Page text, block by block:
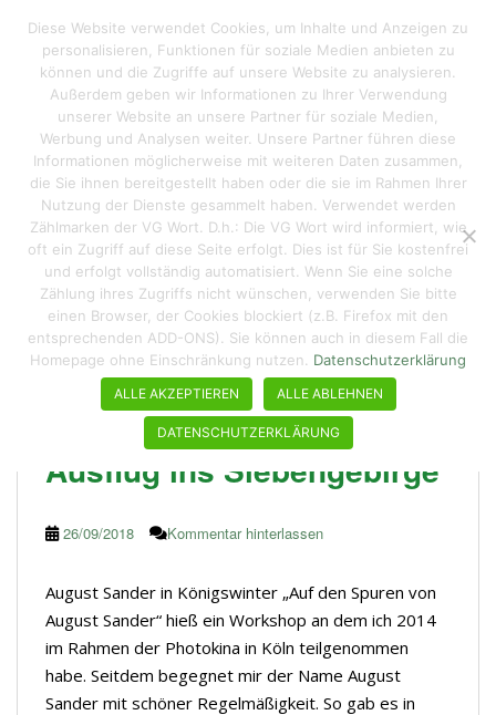
Reisen macht hungrig
Schlagwort:Königswinter
Ausflug ins Siebengebirge
26/09/2018 Kommentar hinterlassen
August Sander in Königswinter „Auf den Spuren von
August Sander“ hieß ein Workshop an dem ich 2014
im Rahmen der Photokina in Köln teilgenommen
habe. Seitdem begegnet mir der Name August
Sander mit schöner Regelmäßigkeit. So gab es in
Diese Website verwendet Cookies, um Inhalte und Anzeigen zu
personalisieren, Funktionen für soziale Medien anbieten zu
können und die Zugriffe auf unsere Website zu analysieren.
Außerdem geben wir Informationen zu Ihrer Verwendung
unserer Website an unsere Partner für soziale Medien,
Werbung und Analysen weiter. Unsere Partner führen diese
Informationen möglicherweise mit weiteren Daten zusammen,
die Sie ihnen bereitgestellt haben oder die sie im Rahmen Ihrer
Nutzung der Dienste gesammelt haben. Verwendet werden
Zählmarken der VG Wort. D.h.: Die VG Wort wird informiert, wie
oft ein Zugriff auf diese Seite erfolgt. Dies ist für Sie kostenfrei
und erfolgt vollständig automatisiert. Wenn Sie eine solche
Zählung ihres Zugriffs nicht wünschen, verwenden Sie bitte
einen Browser, der Cookies blockiert (z.B. Firefox mit den
entsprechenden ADD-ONS). Sie können auch in diesem Fall die
Homepage ohne Einschränkung nutzen. Datenschutzerklärung
ALLE AKZEPTIEREN ALLE ABLEHNEN
DATENSCHUTZERKLÄRUNG